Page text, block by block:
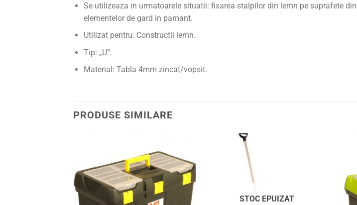
Se utilizeaza in urmatoarele situatii: fixarea stalpilor din lemn pe suprafete
elementelor de gard in pamant.
Utilizat pentru: Constructii lemn.
Tip: „U”.
Material: Tabla 4mm zincat/vopsit.
PRODUSE SIMILARE
STOC EPUIZAT